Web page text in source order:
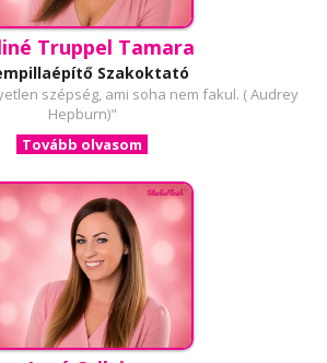
Truppel Tamara
Szakoktató
szépség, ami soha nem fakul. ( Audrey
Hepburn)"
Tovább olvasom